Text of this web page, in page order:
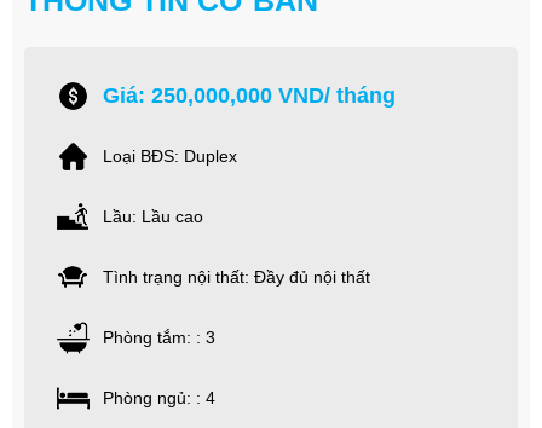
Giá: 250,000,000 VND/ tháng
Loại BĐS: Duplex
Lầu: Lầu cao
Tình trạng nội thất: Đầy đủ nội thất
Phòng tắm: : 3
Phòng ngủ: : 4